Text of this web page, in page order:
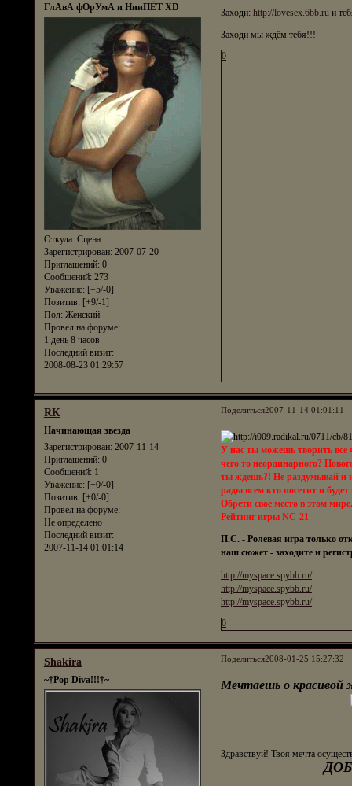
ГлАвА фОрУмА и НииПЁТ XD
Откуда:Сцена
Зарегистрирован: 2007-07-20
Приглашений:0
Сообщений:273
Уважение: [+5/-0]
Позитив: [+9/-1]
Пол:Женский
Провел на форуме:
1 день 8 часов
Последний визит:
2008-08-23 01:29:57
Заходи:http://lovesex.6bb.ru и
Заходи мы ждём тебя!!!
0
Поделиться2007-11-14 01:01:11
RK
Начинающая звезда
Зарегистрирован: 2007-11-14
Приглашений:0
Сообщений:1
Уважение: [+0/-0]
Позитив: [+0/-0]
Провел на форуме:
Не определено
Последний визит:
2007-11-14 01:01:14
У нас ты можешь творить
чего то неординарного?
ты ждешь?! Не раздумывай и
рады всем кто посетит и
Обрети свое место в этом
Рейтинг игры NC-21
П.С. - Ролевая игра только
наш сюжет - заходите и
http://myspace.spybb.ru/
http://myspace.spybb.ru/
http://myspace.spybb.ru/
0
Поделиться2008-01-25 15:27:32
Shakira
~†Pop Diva!!!†~ Мечтаешь о красивой
Здравствуй! Твоя мечта